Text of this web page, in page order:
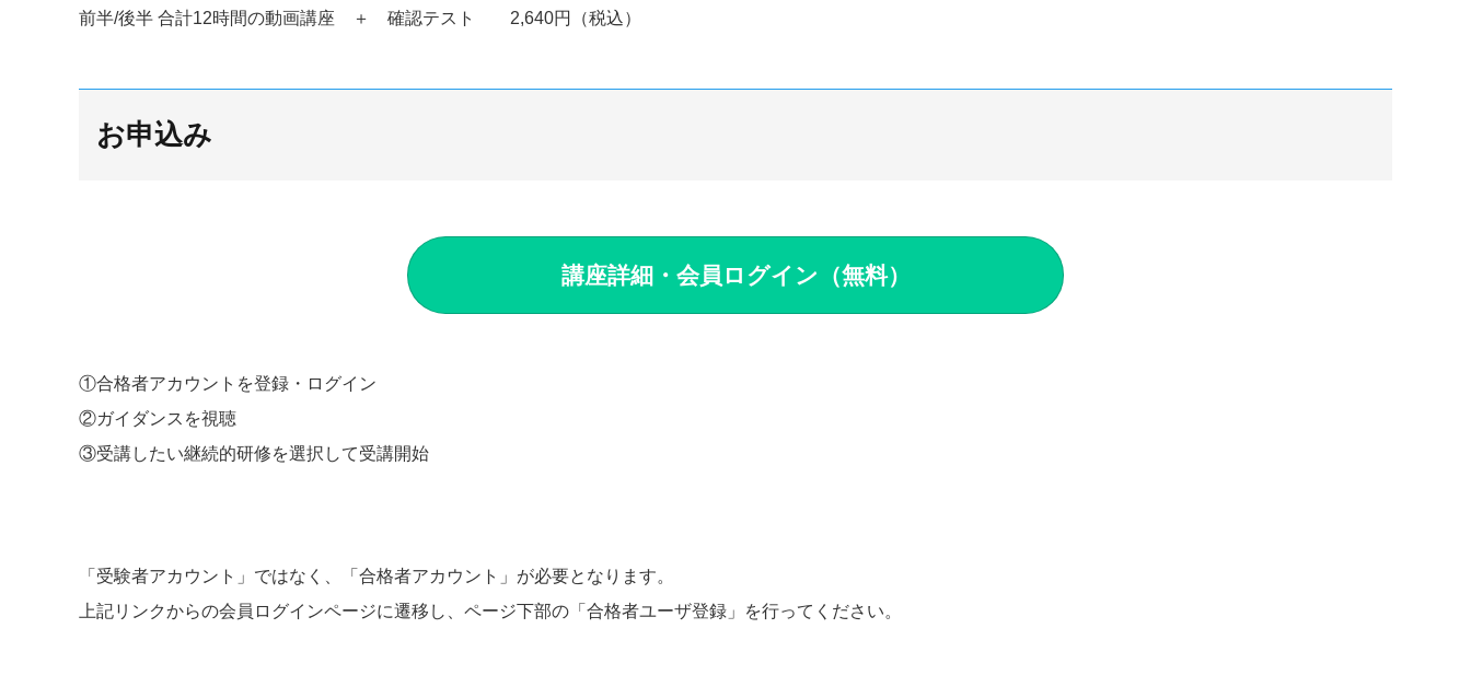
前半/後半 合計12時間の動画講座 ＋ 確認テスト 2,640円（税込）
お申込み
講座詳細・会員ログイン（無料）
①合格者アカウントを登録・ログイン
②ガイダンスを視聴
③受講したい継続的研修を選択して受講開始
「受験者アカウント」ではなく、「合格者アカウント」が必要となります。
上記リンクからの会員ログインページに遷移し、ページ下部の「合格者ユーザ登録」を行ってください。